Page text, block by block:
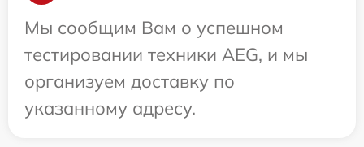
Мы сообщим Вам о успешном
тестировании техники AEG, и мы
организуем доставку по
указанному адресу.